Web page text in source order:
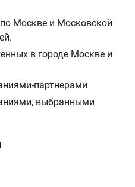
Москве и Московской
в городе Москве и
партнерами
выбранными